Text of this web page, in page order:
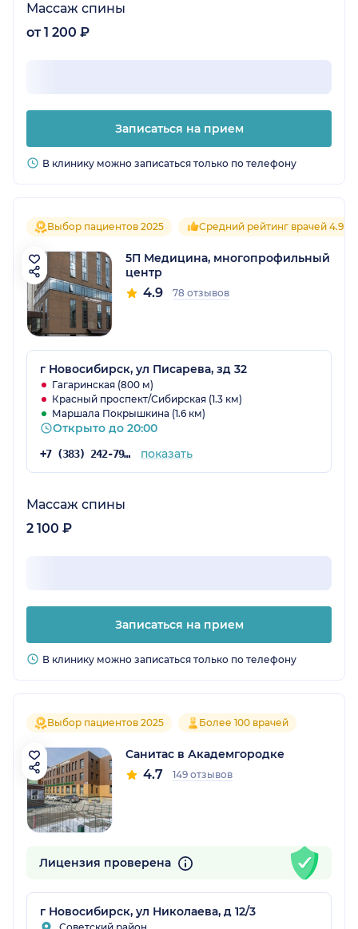
Массаж спины
от 1 200 ₽
Записаться на прием
В клинику можно записаться только по телефону
Выбор пациентов 2025 Средний рейтинг врачей 4.9
5П Медицина, многопрофильный
центр
4.9 78 отзывов
г Новосибирск, ул Писарева, зд 32
Гагаринская (800 м)
Красный проспект/Сибирская (1.3 км)
Маршала Покрышкина (1.6 км)
Открыто до 20:00
+7 (383) 242-79-57 показать
Массаж спины
2 100 ₽
Записаться на прием
В клинику можно записаться только по телефону
Выбор пациентов 2025 Более 100 врачей
Санитас в Академгородке
4.7 149 отзывов
Лицензия проверена
г Новосибирск, ул Николаева, д 12/3